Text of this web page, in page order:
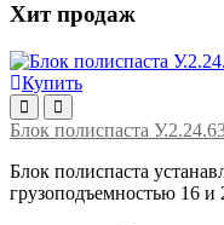
Хит продаж
Купить
Блок полиспаста
Блок полиспаста
грузоподъемностью 16